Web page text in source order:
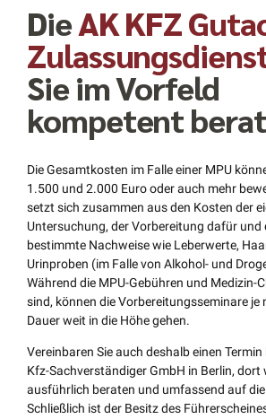
DieAK KFZ
Sie im Vorfeld
kompetent
Die Gesamtkosten im Falle einer MPU
1.500 und 2.000 Euro oder auch mehr
setzt sich zusammen aus den Kosten der
Untersuchung, der Vorbereitung dafür und
bestimmte Nachweise wie Leberwerte,
Urinproben (im Falle von Alkohol- und
Während die MPU-Gebühren und Medizin-
sind, können die Vorbereitungsseminare je
Dauer weit in die Höhe gehen.
Vereinbaren Sie auch deshalb einen Termin
Kfz-Sachverständiger GmbH in Berlin, dort
ausführlich beraten und umfassend auf
Schließlich ist der Besitz des